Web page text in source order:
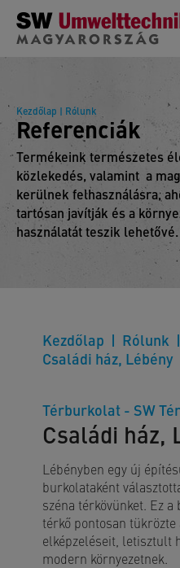
Skip to main content
Kezdőlap | Rólunk
Referenciák
Termékeink természetes
közlekedés, valamint a
kerülnek felhasználásra,
tartósan javítják és a
használatát teszik lehetővé.
Kezdőlap Rólunk
Családi ház, Lébény
Térburkolat - SW
Családi ház,
Lébényben egy új
burkolataként
széna térkövünket. Ez
térkő pontosan
elképzeléseit, letisztult
modern környezetnek.